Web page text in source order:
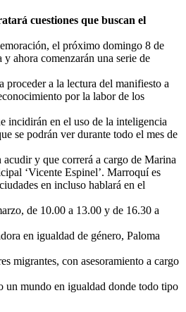
cuestiones que buscan el
el próximo domingo 8 de
ahora comenzarán una serie de
proceder a la lectura del manifiesto a
por la labor de los
incidirán en el uso de la inteligencia
se podrán ver durante todo el mes de
acudir y que correrá a cargo de Marina
‘Vicente Espinel’. Marroquí es
en incluso hablará en el
de 10.00 a 13.00 y de 16.30 a
en igualdad de género, Paloma
migrantes, con asesoramiento a cargo
un mundo en igualdad donde todo tipo